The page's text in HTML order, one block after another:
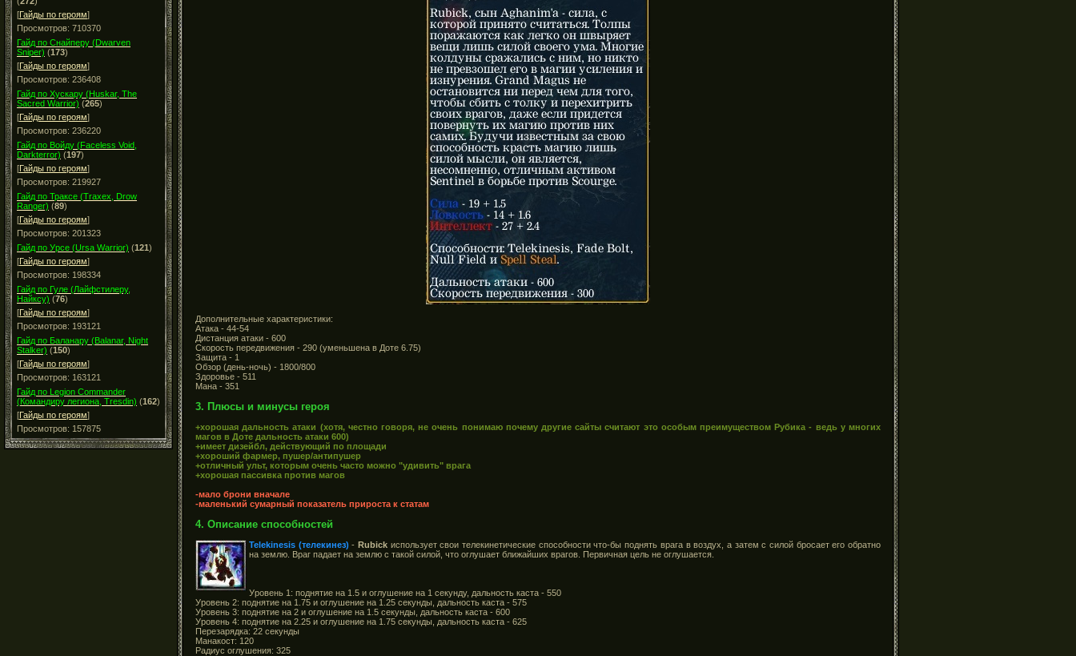
[Гайды по героям]
Просмотров: 710370
Гайд по Снайперу (Dwarven
Sniper) (173)
[Гайды по героям]
Просмотров: 236408
Гайд по Хускару (Huskar, The
Sacred Warrior) (265)
[Гайды по героям]
Просмотров: 236220
Гайд по Войду (Faceless Void,
Darkterror) (197)
[Гайды по героям]
Просмотров: 219927
Гайд по Траксе (Traxex, Drow
Ranger) (89)
[Гайды по героям]
Просмотров: 201323
Гайд по Урсе (Ursa Warrior) (121)
[Гайды по героям]
Просмотров: 198334
Гайд по Гуле (Лайфстилеру,
Найксу) (76)
[Гайды по героям]
Просмотров: 193121
Гайд по Баланару (Balanar, Night
Stalker) (150)
[Гайды по героям]
Просмотров: 163121
Гайд по Legion Commander
(Командиру легиона, Tresdin) (162)
[Гайды по героям]
Просмотров: 157875
Дополнительные характеристики:
Атака - 44-54
Дистанция атаки - 600
Скорость передвижения - 290 (уменьшена в Доте 6.75)
Защита - 1
Обзор (день-ночь) - 1800/800
Здоровье - 511
Мана - 351
3. Плюсы и минусы героя
+хорошая дальность атаки (хотя, честно говоря, не очень понимаю почему другие сайты считают это особым преимуществом Рубика - ведь у многих
магов в Доте дальность атаки 600)
+имеет дизейбл, действующий по площади
+хороший фармер, пушер/антипушер
+отличный ульт, которым очень часто можно "удивить" врага
+хорошая пассивка против магов
-мало брони вначале
-маленький сумарный показатель прироста к статам
4. Описание способностей
Telekinesis (телекинез) -Rubick использует свои телекинетические способности что-бы поднять врага в воздух, а затем с силой бросает его обратно
на землю. Враг падает на землю с такой силой, что оглушает ближайших врагов. Первичная цель не оглушается.
Уровень 1: поднятие на 1.5 и оглушение на 1 секунду, дальность каста - 550
Уровень 2: поднятие на 1.75 и оглушение на 1.25 секунды, дальность каста - 575
Уровень 3: поднятие на 2 и оглушение на 1.5 секунды, дальность каста - 600
Уровень 4: поднятие на 2.25 и оглушение на 1.75 секунды, дальность каста - 625
Перезарядка: 22 секунды
Манакост: 120
Радиус оглушения: 325